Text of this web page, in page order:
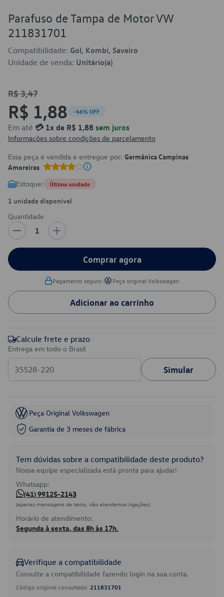
Parafuso de Tampa de Motor VW
211831701
Compatibilidade: Gol, Kombi, Saveiro
Unidade de venda: Unitário(a)
R$ 3,47
R$ 1,88 -46% OFF
Em até 💳 1x de R$ 1,88 sem juros
Informações sobre condições de parcelamento
Essa peça é vendida e entregue por: Germânica Campinas
Amoreiras
Estoque: Última unidade
1 unidade disponível
Quantidade
1
Comprar agora
Pagamento seguro• Peça original Volkswagen
Adicionar ao carrinho
Calcule frete e prazo
Entrega em todo o Brasil
Simular
Peça Original Volkswagen
Garantia de 3 meses de fábrica
Tem dúvidas sobre a compatibilidade deste produto?
Nossa equipe especializada está pronta para ajudar!
Whatsapp:
(41) 99125-2143
(apenas mensagens de texto, não atendemos ligações)
Horário de atendimento:
Segunda à sexta, das 8h às 17h.
Verifique a compatibilidade
Consulte a compatibilidade fazendo login na sua conta.
Código original consultado: 211831701